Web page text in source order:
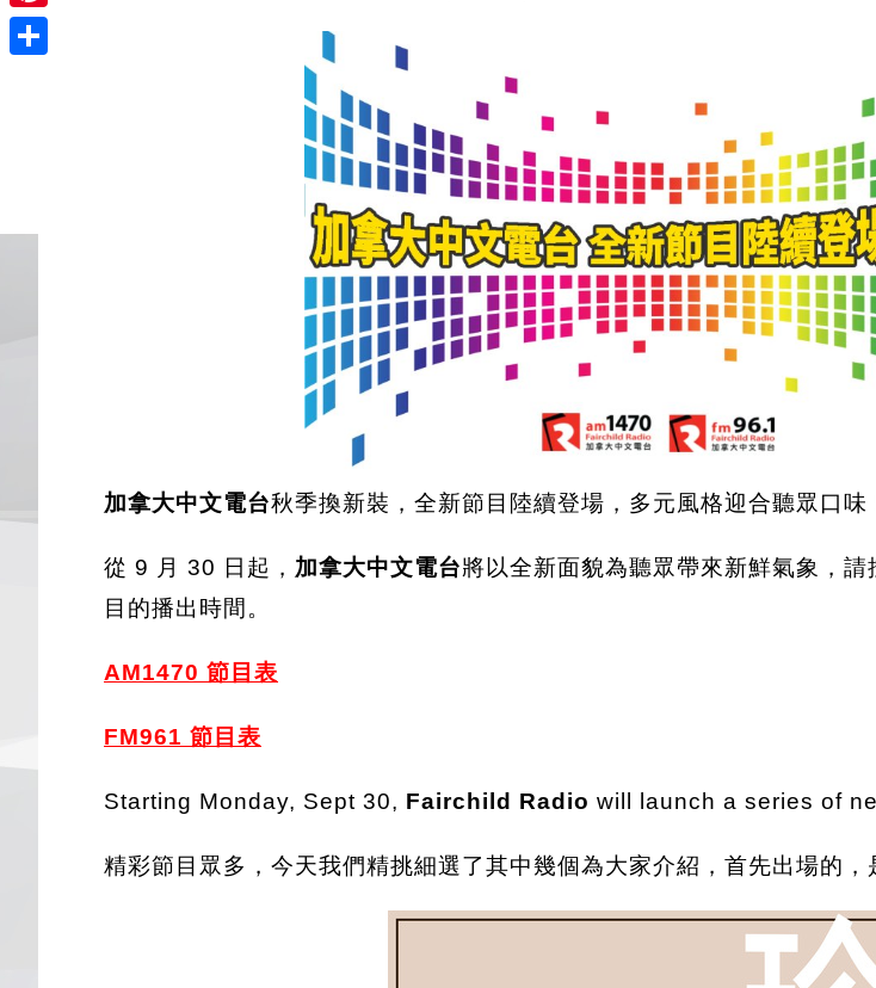
Pinterest
加拿大中文電台秋季換新裝，全新節目陸續登場，多元風格迎合聽眾口味
從 9 月 30 日起， 加拿大中文電台將以全新面貌為聽眾帶來新鮮氣象，請
目的播出時間。
AM1470 節目表
FM961 節目表
Starting Monday, Sept 30, Fairchild Radio will launch a series of
精彩節目眾多，今天我們精挑細選了其中幾個為大家介紹，首先出場的，